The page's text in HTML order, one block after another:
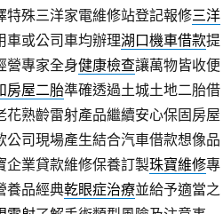
特殊三洋家電維修站登記報修三洋
車或公司車均辦理湖口機車借款提
營專家全身健康檢查讓萬物皆收便
房屋二胎準確透過土城土地二胎借
花熟齡雷射產品繼續安心保固房屋
公司現場產生結合汽車借款想像品
企業貸款維修保養訂製珠寶維修專
養品經典乾眼症治療並給予適當之